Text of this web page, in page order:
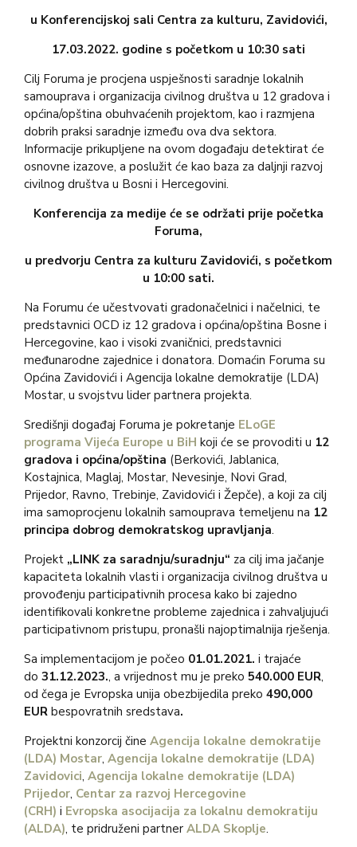
u Konferencijskoj sali Centra za kulturu, Zavidovići,
17.03.2022. godine s početkom u 10:30 sati
Cilj Foruma je procjena uspješnosti saradnje lokalnih
samouprava i organizacija civilnog društva u 12 gradova i
općina/opština obuhvaćenih projektom, kao i razmjena
dobrih praksi saradnje između ova dva sektora.
Informacije prikupljene na ovom događaju detektirat će
osnovne izazove, a poslužit će kao baza za daljnji razvoj
civilnog društva u Bosni i Hercegovini.
Konferencija za medije će se održati prije početka
Foruma,
u predvorju Centra za kulturu Zavidovići, s početkom
u 10:00 sati.
Na Forumu će učestvovati gradonačelnici i načelnici, te
predstavnici OCD iz 12 gradova i općina/opština Bosne i
Hercegovine, kao i visoki zvaničnici, predstavnici
međunarodne zajednice i donatora. Domaćin Foruma su
Općina Zavidovići i Agencija lokalne demokratije (LDA)
Mostar, u svojstvu lider partnera projekta.
Središnji događaj Foruma je pokretanje ELoGE
programa Vijeća Europe u BiH koji će se provoditi u 12
gradova i općina/opština (Berkovići, Jablanica,
Kostajnica, Maglaj, Mostar, Nevesinje, Novi Grad,
Prijedor, Ravno, Trebinje, Zavidovići i Žepče), a koji za cilj
ima samoprocjenu lokalnih samouprava temeljenu na 12
principa dobrog demokratskog upravljanja.
Projekt „LINK za saradnju/suradnju“ za cilj ima jačanje
kapaciteta lokalnih vlasti i organizacija civilnog društva u
provođenju participativnih procesa kako bi zajedno
identifikovali konkretne probleme zajednica i zahvaljujući
participativnom pristupu, pronašli najoptimalnija rješenja.
Sa implementacijom je počeo 01.01.2021. i trajaće
do 31.12.2023., a vrijednost mu je preko 540.000 EUR,
od čega je Evropska unija obezbijedila preko 490,000
EUR bespovratnih sredstava.
Projektni konzorcij čine Agencija lokalne demokratije
(LDA) Mostar, Agencija lokalne demokratije (LDA)
Zavidovici, Agencija lokalne demokratije (LDA)
Prijedor, Centar za razvoj Hercegovine
(CRH) i Evropska asocijacija za lokalnu demokratiju
(ALDA), te pridruženi partner ALDA Skoplje.